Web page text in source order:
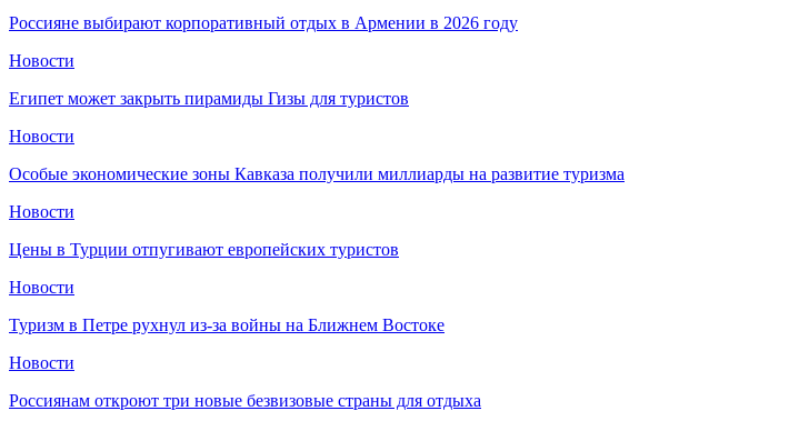
Россияне выбирают корпоративный отдых в Армении в 2026 году
Новости
Египет может закрыть пирамиды Гизы для туристов
Новости
Особые экономические зоны Кавказа получили миллиарды на развитие туризма
Новости
Цены в Турции отпугивают европейских туристов
Новости
Туризм в Петре рухнул из-за войны на Ближнем Востоке
Новости
Россиянам откроют три новые безвизовые страны для отдыха